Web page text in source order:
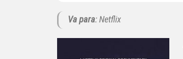
Va para: Netflix